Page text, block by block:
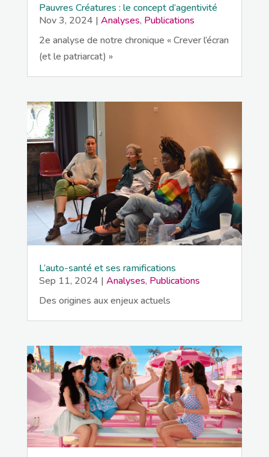
Pauvres Créatures : le concept d’agentivité
Nov 3, 2024 | Analyses, Publications
2e analyse de notre chronique « Crever l’écran
(et le patriarcat) »
L’auto-santé et ses ramifications
Sep 11, 2024 | Analyses, Publications
Des origines aux enjeux actuels